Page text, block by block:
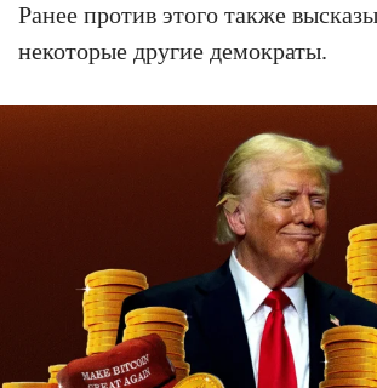
Ранее против этого также
некоторые другие демократы.